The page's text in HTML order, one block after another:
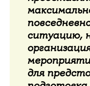
ситуацию,
для